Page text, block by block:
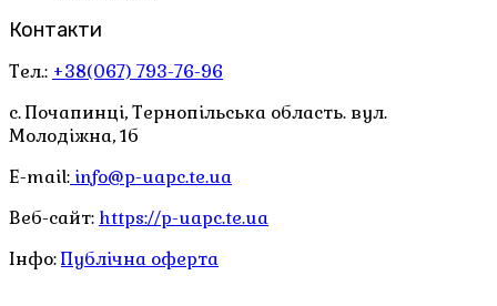
Контакти
Тел.: +38(067) 793-76-96
с. Почапинці, Тернопільська область. вул.
Молодіжна, 1б
E-mail: info@p-uapc.te.ua
Веб-сайт: https://p-uapc.te.ua
Інфо:Публічна оферта